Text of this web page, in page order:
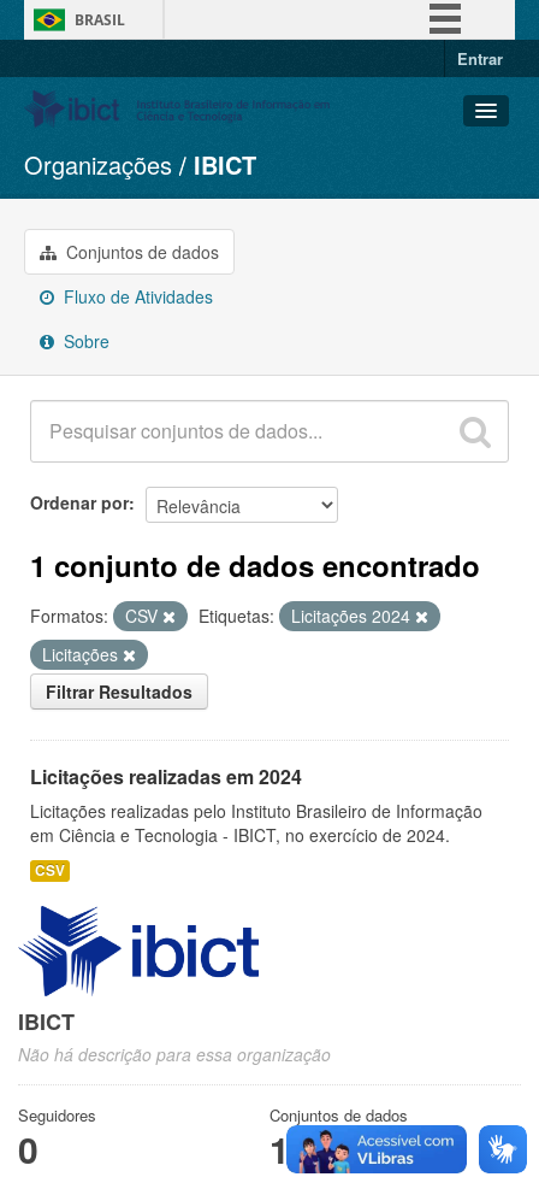
BRASIL
Entrar
Conjuntos de dados
Organizações
Grupos
Sobre
Organizações IBICT
Conjuntos de dados
Fluxo de Atividades
Sobre
Ordenar por
1 conjunto de dados encontrado
Formatos: CSV Etiquetas:
Licitações 2024
Licitações
Filtrar Resultados
Licitações realizadas em 2024
Licitações realizadas pelo Instituto Brasileiro de Informação
em Ciência e Tecnologia - IBICT, no exercício de 2024.
CSV
IBICT
Não há descrição para essa organização
Seguidores
0
Conjuntos de dados
1